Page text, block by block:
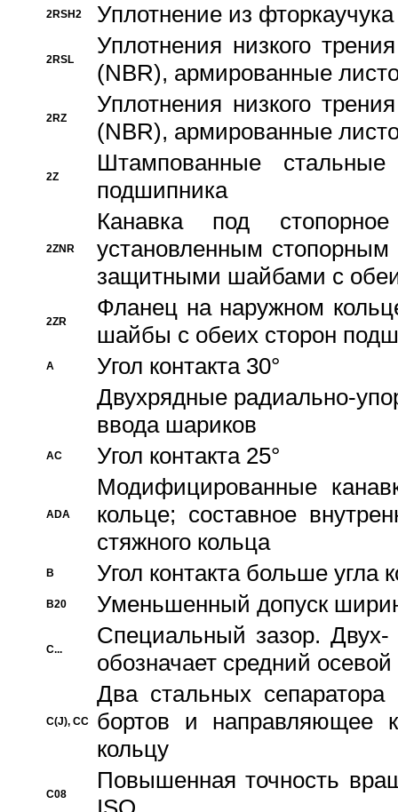
2RSH2 Уплотнение из
2RSL
Уплотнения низкого
(NBR), армированные
2RZ
Уплотнения низкого
(NBR), армированные
2Z
Штампованные
подшипника
2ZNR
Канавка под
установленным
защитными шайбами с
2ZR
Фланец на наружном
шайбы с обеих сторон
A
Угол контакта 30°
Двухрядные радиально-
ввода шариков
AC Угол контакта 25°
ADA
Модифицированные
кольце; составное
стяжного кольца
B Угол контакта больше угла
B20 Уменьшенный допуск
C...
Специальный зазор.
обозначает средний
C(J), CC
Два стальных сепаратора
бортов и направляющее
кольцу
C08
Повышенная точность